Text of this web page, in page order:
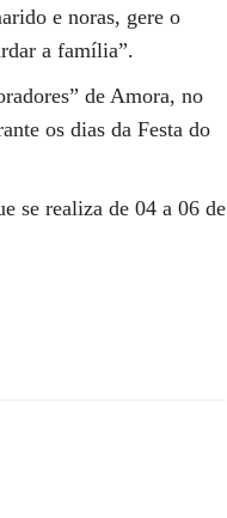
e noras, gere o
a família”.
de Amora, no
os dias da Festa do
se realiza de 04 a 06 de